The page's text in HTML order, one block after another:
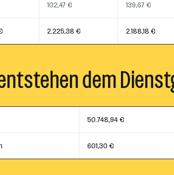
102,47 € 139,67 €
2.225,38 € 2.188,18 €
dem
50.748,94 €
601,30 €